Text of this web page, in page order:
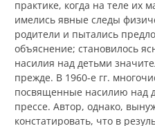
практике, когда на теле их
имелись явные следы
родители и пытались
объяснение; становилось
насилия над детьми
прежде. В 1960-е гг.
посвященные насилию над
прессе. Автор, однако,
констатировать, что в